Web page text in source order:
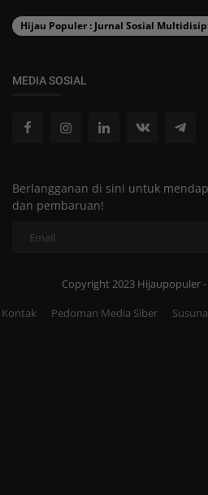
Hijau Populer : Jurnal Sosial
MEDIA SOSIAL
Berlangganan di sini untuk
dan pembaruan!
Copyright 2023 Hijaupopuler -
Kontak
Pedoman Media Siber